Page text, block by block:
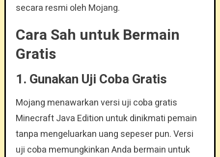
secara resmi oleh Mojang.
Cara Sah untuk Bermain
Gratis
1. Gunakan Uji Coba Gratis
Mojang menawarkan versi uji coba gratis
Minecraft Java Edition untuk dinikmati pemain
tanpa mengeluarkan uang sepeser pun. Versi
uji coba memungkinkan Anda bermain untuk